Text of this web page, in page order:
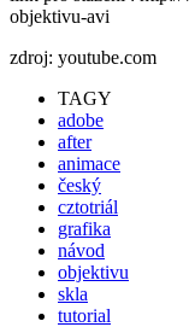
objektivu-avi
zdroj: youtube.com
TAGY
adobe
after
animace
český
cztotriál
grafika
návod
objektivu
skla
tutorial